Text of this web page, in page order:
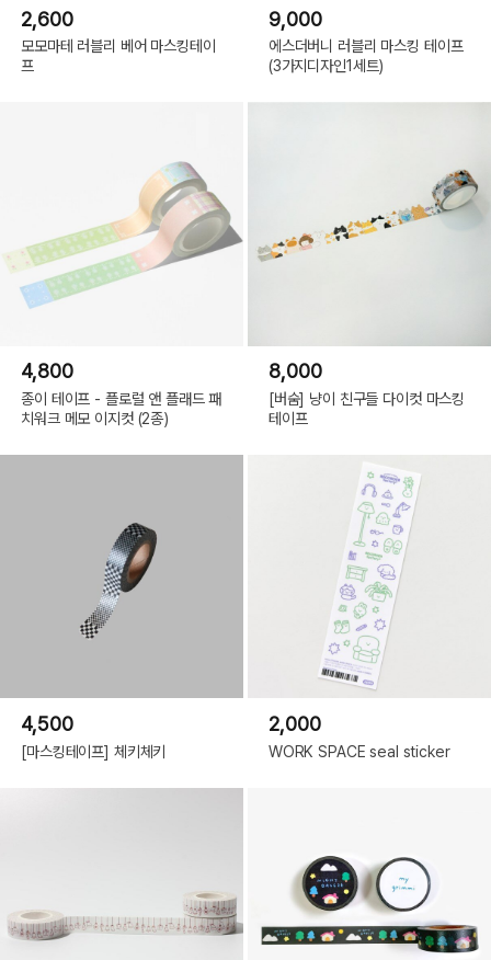
2,600
모모마테 러블리 베어 마스킹테이
프
9,000
에스더버니 러블리 마스킹 테이프
(3가지디자인1세트)
4,800
종이 테이프 - 플로럴 앤 플래드 패
치워크 메모 이지컷 (2종)
8,000
[버숨] 냥이 친구들 다이컷 마스킹
테이프
4,500
[마스킹테이프] 체키체키
2,000
WORK SPACE seal sticker